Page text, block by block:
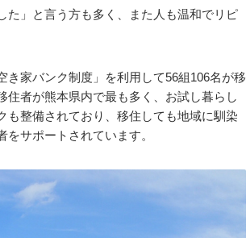
た」と言う方も多く、また人も温和でリピ
家バンク制度」を利用して56組106名が移
者が熊本県内で最も多く、お試し暮らし
整備されており、移住しても地域に馴染
サポートされています。